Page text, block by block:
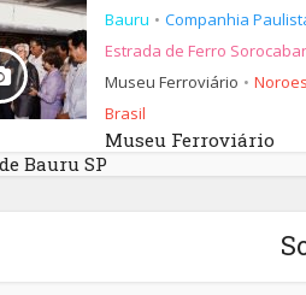
Bauru • Companhia
Estrada de Ferro
Museu Ferroviário •
Brasil
Museu Ferroviário
Bauru SP